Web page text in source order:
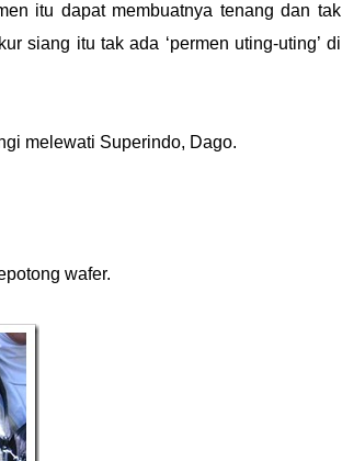
itu dapat membuatnya tenang dan tak
siang itu tak ada ‘permen uting-uting’ di
melewati Superindo, Dago.
wafer.